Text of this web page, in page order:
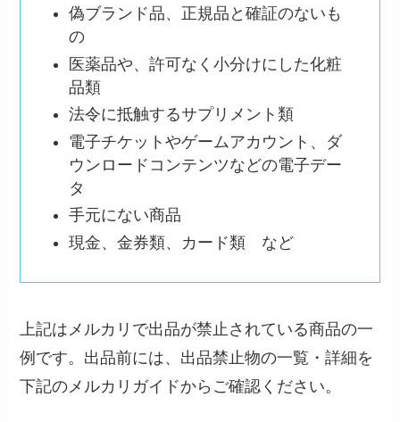
偽ブランド品、正規品と確証のないも
の
医薬品や、許可なく小分けにした化粧
品類
法令に抵触するサプリメント類
電子チケットやゲームアカウント、ダ
ウンロードコンテンツなどの電子デー
タ
手元にない商品
現金、金券類、カード類 など
上記はメルカリで出品が禁止されている商品の一
例です。出品前には、出品禁止物の一覧・詳細を
下記のメルカリガイドからご確認ください。